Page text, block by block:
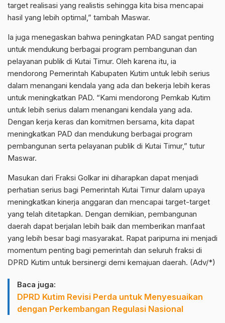
target realisasi yang realistis sehingga kita bisa mencapai
hasil yang lebih optimal,” tambah Maswar.
Ia juga menegaskan bahwa peningkatan PAD sangat penting
untuk mendukung berbagai program pembangunan dan
pelayanan publik di Kutai Timur. Oleh karena itu, ia
mendorong Pemerintah Kabupaten Kutim untuk lebih serius
dalam menangani kendala yang ada dan bekerja lebih keras
untuk meningkatkan PAD. “Kami mendorong Pemkab Kutim
untuk lebih serius dalam menangani kendala yang ada.
Dengan kerja keras dan komitmen bersama, kita dapat
meningkatkan PAD dan mendukung berbagai program
pembangunan serta pelayanan publik di Kutai Timur,” tutur
Maswar.
Masukan dari Fraksi Golkar ini diharapkan dapat menjadi
perhatian serius bagi Pemerintah Kutai Timur dalam upaya
meningkatkan kinerja anggaran dan mencapai target-target
yang telah ditetapkan. Dengan demikian, pembangunan
daerah dapat berjalan lebih baik dan memberikan manfaat
yang lebih besar bagi masyarakat. Rapat paripurna ini menjadi
momentum penting bagi pemerintah dan seluruh fraksi di
DPRD Kutim untuk bersinergi demi kemajuan daerah. (Adv/*)
Baca juga:
DPRD Kutim Revisi Perda untuk Menyesuaikan
dengan Perkembangan Regulasi Nasional